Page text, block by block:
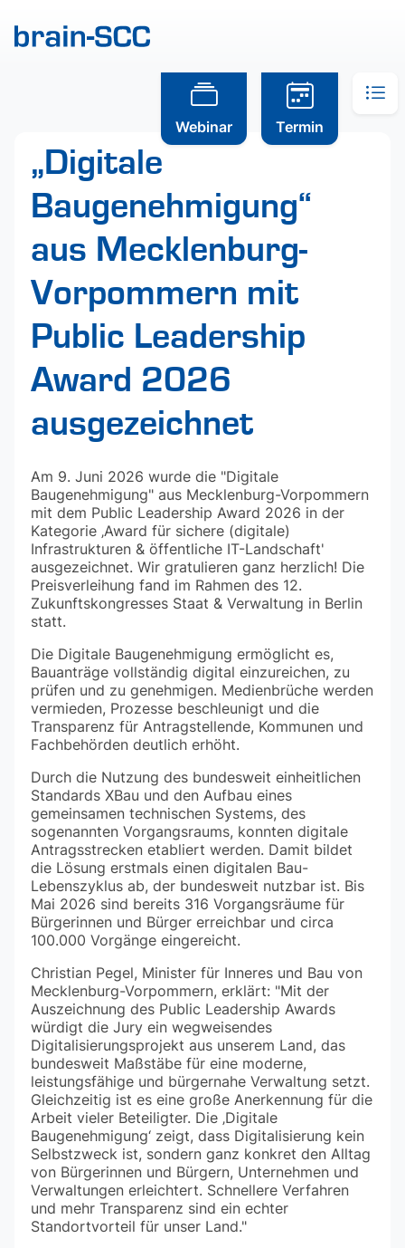
Webinar Termin
„Digitale
Baugenehmigung“
aus Mecklenburg-
Vorpommern mit
Public Leadership
Award 2026
ausgezeichnet
Am 9. Juni 2026 wurde die "Digitale
Baugenehmigung" aus Mecklenburg-Vorpommern
mit dem Public Leadership Award 2026 in der
Kategorie ‚Award für sichere (digitale)
Infrastrukturen & öffentliche IT-Landschaft'
ausgezeichnet. Wir gratulieren ganz herzlich! Die
Preisverleihung fand im Rahmen des 12.
Zukunftskongresses Staat & Verwaltung in Berlin
statt.
Die Digitale Baugenehmigung ermöglicht es,
Bauanträge vollständig digital einzureichen, zu
prüfen und zu genehmigen. Medienbrüche werden
vermieden, Prozesse beschleunigt und die
Transparenz für Antragstellende, Kommunen und
Fachbehörden deutlich erhöht.
Durch die Nutzung des bundesweit einheitlichen
Standards XBau und den Aufbau eines
gemeinsamen technischen Systems, des
sogenannten Vorgangsraums, konnten digitale
Antragsstrecken etabliert werden. Damit bildet
die Lösung erstmals einen digitalen Bau-
Lebenszyklus ab, der bundesweit nutzbar ist. Bis
Mai 2026 sind bereits 316 Vorgangsräume für
Bürgerinnen und Bürger erreichbar und circa
100.000 Vorgänge eingereicht.
Christian Pegel, Minister für Inneres und Bau von
Mecklenburg-Vorpommern, erklärt: "Mit der
Auszeichnung des Public Leadership Awards
würdigt die Jury ein wegweisendes
Digitalisierungsprojekt aus unserem Land, das
bundesweit Maßstäbe für eine moderne,
leistungsfähige und bürgernahe Verwaltung setzt.
Gleichzeitig ist es eine große Anerkennung für die
Arbeit vieler Beteiligter. Die ‚Digitale
Baugenehmigung‘ zeigt, dass Digitalisierung kein
Selbstzweck ist, sondern ganz konkret den Alltag
von Bürgerinnen und Bürgern, Unternehmen und
Verwaltungen erleichtert. Schnellere Verfahren
und mehr Transparenz sind ein echter
Standortvorteil für unser Land."